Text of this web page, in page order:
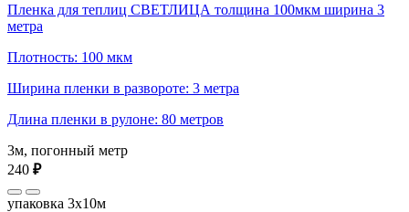
Пленка для теплиц СВЕТЛИЦА толщина 100мкм ширина 3
метра
Плотность: 100 мкм
Ширина пленки в развороте: 3 метра
Длина пленки в рулоне: 80 метров
3м, погонный метр
240 ₽
упаковка 3x10м